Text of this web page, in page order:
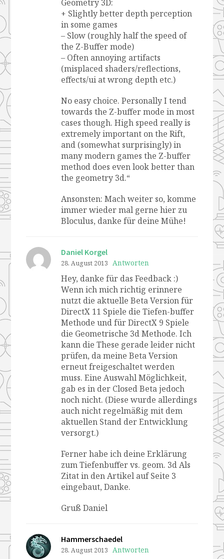
Geometry 3D:
+ Slightly better depth perception
in some games
– Slow (roughly half the speed of
the Z-Buffer mode)
– Often annoying artifacts
(misplaced shaders/reflections,
effects/ui at wrong depth etc.)
No easy choice. Personally I tend
towards the Z-buffer mode in most
cases though. High speed really is
extremely important on the Rift,
and (somewhat surprisingly) in
many modern games the Z-buffer
method does even look better than
the geometry 3d.“
Ansonsten: Mach weiter so, komme
immer wieder mal gerne hier zu
Bloculus, danke für deine Mühe!
Daniel Korgel
28. August 2013 Antworten
Hey, danke für das Feedback :)
Wenn ich mich richtig erinnere
nutzt die aktuelle Beta Version für
DirectX 11 Spiele die Tiefen-buffer
Methode und für DirectX 9 Spiele
die Geometrische 3d Methode. Ich
kann die These gerade leider nicht
prüfen, da meine Beta Version
erneut freigeschaltet werden
muss. Eine Auswahl Möglichkeit,
gab es in der Closed Beta jedoch
noch nicht. (Diese wurde allerdings
auch nicht regelmäßig mit dem
aktuellen Stand der Entwicklung
versorgt.)
Ferner habe ich deine Erklärung
zum Tiefenbuffer vs. geom. 3d Als
Zitat in den Artikel auf Seite 3
eingebaut, Danke.
Gruß Daniel
Hammerschaedel
28. August 2013 Antworten